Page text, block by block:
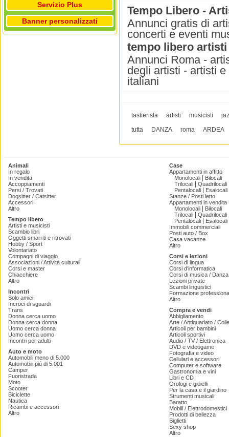
Servizio Plus
Banner personalizzati
Tempo Libero -
Annunci gratis di
concerti e eventi
tempo libero
Annunci Roma -
degli artisti - artisti
italiani
tastierista artisti musicisti
tutta
DANZA roma ARDEA
Animali
In regalo
In vendita
Accoppiamenti
Persi / Trovati
Dogsitter / Catsitter
Accessori
Altro
Tempo libero
Artisti e musicisti
Scambio libri
Oggetti smarriti e ritrovati
Hobby / Sport
Volontariato
Compagni di viaggio
Associazioni / Attività culturali
Corsi e master
Chiacchiere
Altro
Incontri
Solo amici
Incroci di sguardi
Trans
Donna cerca uomo
Donna cerca donna
Uomo cerca donna
Uomo cerca uomo
Incontri per adulti
Auto e moto
Automobili meno di 5.000
Automobili più di 5.001
Camper
Fuoristrada
Moto
Scooter
Biciclette
Nautica
Ricambi e accessori
Altro
Case
Appartamenti in affitto
Monolocali
Bilocali
Trilocali
Quadrilocali
Pentalocali
Esalocali
Stanze / Posti letto
Appartamenti in vendita
Monolocali
Bilocali
Trilocali
Quadrilocali
Pentalocali
Esalocali
Immobili commerciali
Posti auto / Box
Casa vacanze
Altro
Corsi e lezioni
Corsi di lingua
Corsi d'informatica
Corsi di musica /
Lezioni private
Scambi linguistici
Formazione
Altro
Compra e vendi
Abbigliamento
Arte / Antiquariato /
Articoli per bambini
Articoli sportivi
Audio / TV / Elettronica
DVD e videogame
Fotografia e video
Cellulari e accessori
Computer e software
Gastronomia e vini
Libri e CD
Orologi e gioielli
Per la casa e il giardino
Strumenti musicali
Baratto
Mobili / Elettrodomestici
Prodotti di bellezza
Biglietti
Sexy shop
Altro